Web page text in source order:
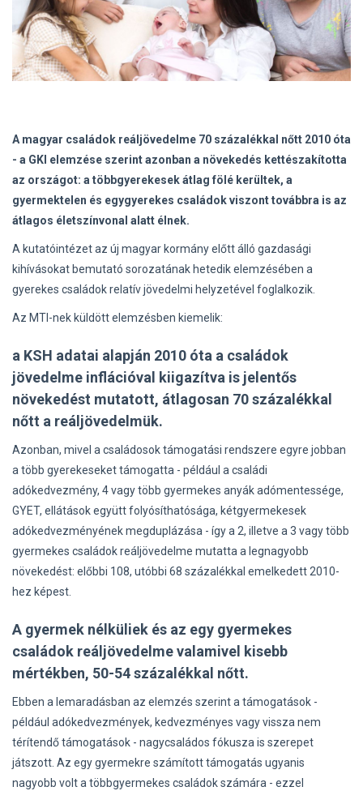
A magyar családok reáljövedelme 70 százalékkal nőtt 2010 óta
- a GKI elemzése szerint azonban a növekedés kettészakította
az országot: a többgyerekesek átlag fölé kerültek, a
gyermektelen és egygyerekes családok viszont továbbra is az
átlagos életszínvonal alatt élnek.
A kutatóintézet az új magyar kormány előtt álló gazdasági
kihívásokat bemutató sorozatának hetedik elemzésében a
gyerekes családok relatív jövedelmi helyzetével foglalkozik.
Az MTI-nek küldött elemzésben kiemelik:
a KSH adatai alapján 2010 óta a családok
jövedelme inflációval kiigazítva is jelentős
növekedést mutatott, átlagosan 70 százalékkal
nőtt a reáljövedelmük.
Azonban, mivel a családosok támogatási rendszere egyre jobban
a több gyerekeseket támogatta - például a családi
adókedvezmény, 4 vagy több gyermekes anyák adómentessége,
GYET, ellátások együtt folyósíthatósága, kétgyermekesek
adókedvezményének megduplázása - így a 2, illetve a 3 vagy több
gyermekes családok reáljövedelme mutatta a legnagyobb
növekedést: előbbi 108, utóbbi 68 százalékkal emelkedett 2010-
hez képest.
A gyermek nélküliek és az egy gyermekes
családok reáljövedelme valamivel kisebb
mértékben, 50-54 százalékkal nőtt.
Ebben a lemaradásban az elemzés szerint a támogatások -
például adókedvezmények, kedvezményes vagy vissza nem
térítendő támogatások - nagycsaládos fókusza is szerepet
játszott. Az egy gyermekre számított támogatás ugyanis
nagyobb volt a többgyermekes családok számára - ezzel